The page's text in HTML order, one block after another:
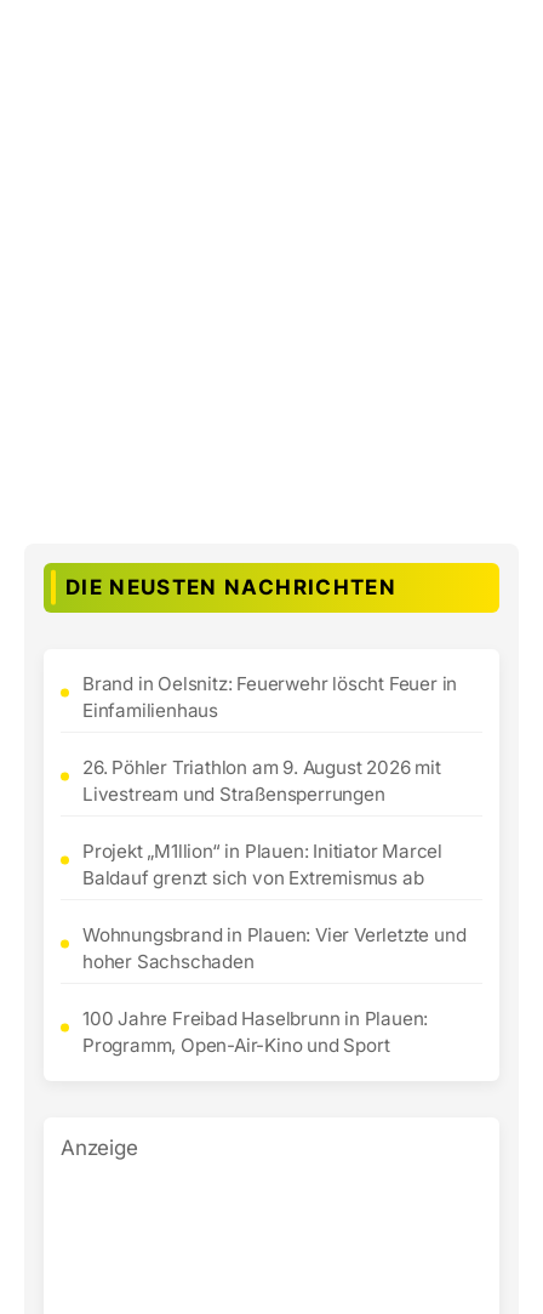
DIE NEUSTEN NACHRICHTEN
Brand in Oelsnitz: Feuerwehr löscht Feuer in
Einfamilienhaus
26. Pöhler Triathlon am 9. August 2026 mit
Livestream und Straßensperrungen
Projekt „M1llion“ in Plauen: Initiator Marcel
Baldauf grenzt sich von Extremismus ab
Wohnungsbrand in Plauen: Vier Verletzte und
hoher Sachschaden
100 Jahre Freibad Haselbrunn in Plauen:
Programm, Open-Air-Kino und Sport
Anzeige